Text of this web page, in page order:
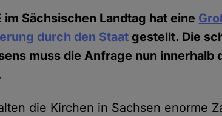
im Sächsischen Landtag hat eine
durch den Staat gestellt. Die
muss die Anfrage nun innerhalb
die Kirchen in Sachsen enorme